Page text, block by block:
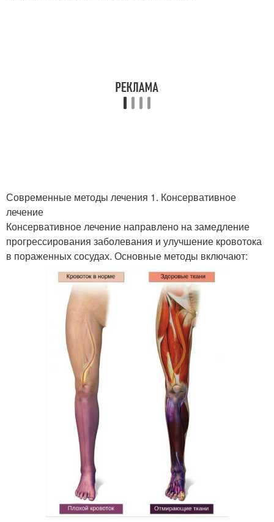
Современные методы лечения 1. Консервативное
лечение
Консервативное лечение направлено на замедление
прогрессирования заболевания и улучшение кровотока
в пораженных сосудах. Основные методы включают: